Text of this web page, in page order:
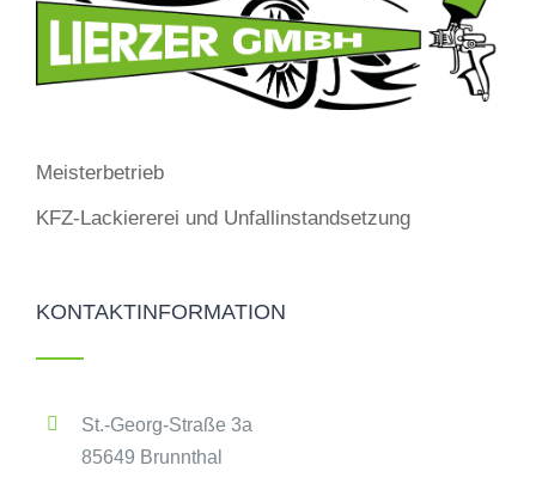
Meisterbetrieb
KFZ-Lackiererei und Unfallinstandsetzung
KONTAKTINFORMATION
St.-Georg-Straße 3a
85649 Brunnthal